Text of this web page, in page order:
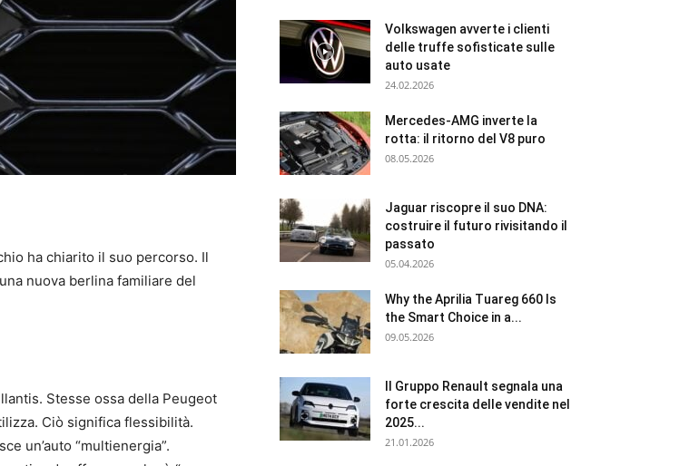
ha chiarito il suo percorso. Il
nuova berlina familiare del
Stesse ossa della Peugeot
Ciò significa flessibilità.
un’auto “multienergia”.
Volkswagen avverte i clienti
delle truffe sofisticate sulle
auto usate
24.02.2026
Mercedes-AMG inverte la
rotta: il ritorno del V8 puro
08.05.2026
Jaguar riscopre il suo DNA:
costruire il futuro rivisitando il
passato
05.04.2026
Why the Aprilia Tuareg 660 Is
the Smart Choice in a...
09.05.2026
Il Gruppo Renault segnala una
forte crescita delle vendite nel
2025...
21.01.2026